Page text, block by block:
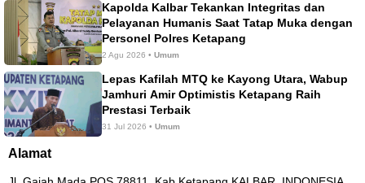
Kapolda Kalbar Tekankan Integritas dan
Pelayanan Humanis Saat Tatap Muka dengan
Personel Polres Ketapang
2 Agu 2026 • Umum
Lepas Kafilah MTQ ke Kayong Utara, Wabup
Jamhuri Amir Optimistis Ketapang Raih
Prestasi Terbaik
31 Jul 2026 • Umum
Alamat